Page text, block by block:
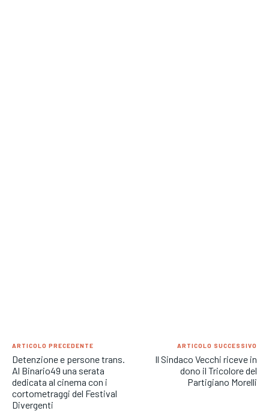
ARTICOLO PRECEDENTE
Detenzione e persone trans.
Al Binario49 una serata
dedicata al cinema con i
cortometraggi del Festival
Divergenti
ARTICOLO SUCCESSIVO
Il Sindaco Vecchi riceve in
dono il Tricolore del
Partigiano Morelli